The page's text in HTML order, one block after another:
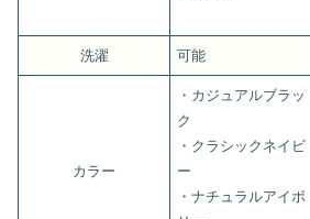
洗濯 可能
カラー
・カジュアルブラッ
ク
・クラシックネイビ
ー
・ナチュラルアイボ